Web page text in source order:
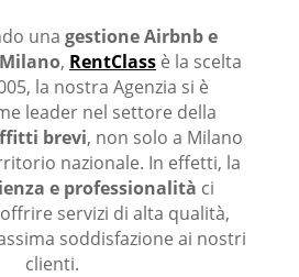
una gestione Airbnb e
, RentClassè la scelta
la nostra Agenzia si è
leader nel settore della
brevi, non solo a Milano
nazionale. In effetti, la
e professionalità ci
servizi di alta qualità,
soddisfazione ai nostri
clienti.